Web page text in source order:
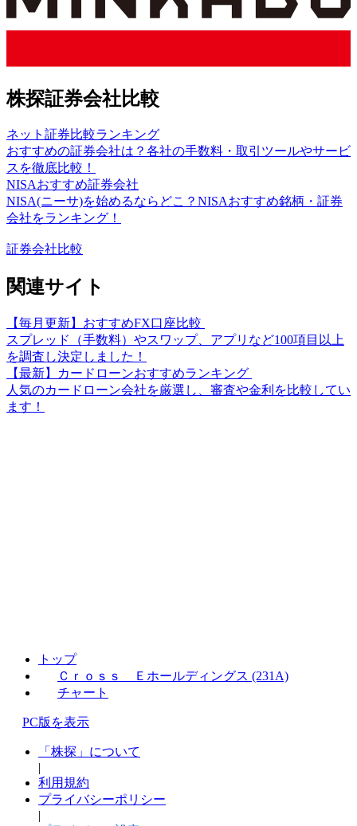
株探証券会社比較
ネット証券比較ランキング
おすすめの証券会社は？各社の手数料・取引ツールやサービ
スを徹底比較！
NISAおすすめ証券会社
NISA(ニーサ)を始めるならどこ？NISAおすすめ銘柄・証券
会社をランキング！
証券会社比較
関連サイト
【毎月更新】おすすめFX口座比較
スプレッド（手数料）やスワップ、アプリなど100項目以上
を調査し決定しました！
【最新】カードローンおすすめランキング
人気のカードローン会社を厳選し、審査や金利を比較してい
ます！
トップ
Ｃｒｏｓｓ Ｅホールディングス (231A)
チャート
PC版を表示
「株探」について
|
利用規約
プライバシーポリシー
|